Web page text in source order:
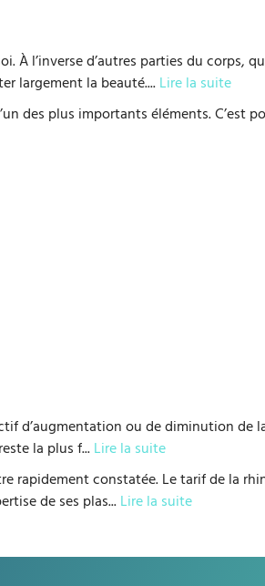
À l’inverse d’autres parties du corps,
largement la beauté.... Lire la suite
des plus importants éléments. C’est
d’augmentation ou de diminution de
la plus f... Lire la suite
rapidement constatée. Le tarif de la
de ses plas... Lire la suite